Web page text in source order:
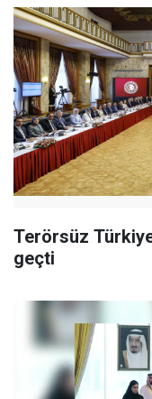
Terörsüz
geçti